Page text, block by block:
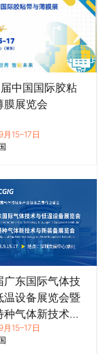
中国国际胶粘
膜展览会
15–17日
广东国际气体技
温设备展览会暨
种气体新技术与
展览会
15–17日